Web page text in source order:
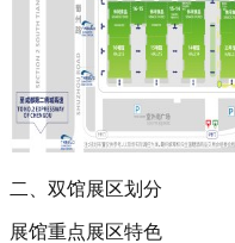
二、双馆展区划分
展馆‌‌重点展区‌‌特色‌